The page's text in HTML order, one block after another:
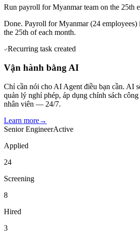
Run payroll for Myanmar team on the 25th
Done. Payroll for Myanmar (24 employees)
the 25th of each month.
Recurring task created
Vận hành bằng AI
Chỉ cần nói cho AI Agent điều bạn cần. AI
quản lý nghỉ phép, áp dụng chính sách
nhân viên — 24/7.
Learn more→
Senior EngineerActive
Applied
24
Screening
8
Hired
3